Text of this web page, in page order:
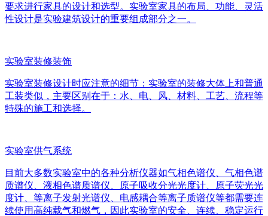
要求进行家具的设计和选型。实验室家具的布局、功能、灵活
性设计是实验建筑设计的重要组成部分之一。
实验室装修装饰
实验室装修设计时应注意的细节：实验室的装修大体上和普通
工装类似，主要区别在于：水、电、风、材料、工艺、流程等
特殊的施工和选择。
实验室供气系统
目前大多数实验室中的各种分析仪器如气相色谱仪、气相色谱
质谱仪、液相色谱质谱仪、原子吸收分光光度计、原子荧光光
度计、等离子发射光谱仪、电感耦合等离子质谱仪等都需要连
续使用高纯载气和燃气，因此实验室的安全、连续、稳定运行